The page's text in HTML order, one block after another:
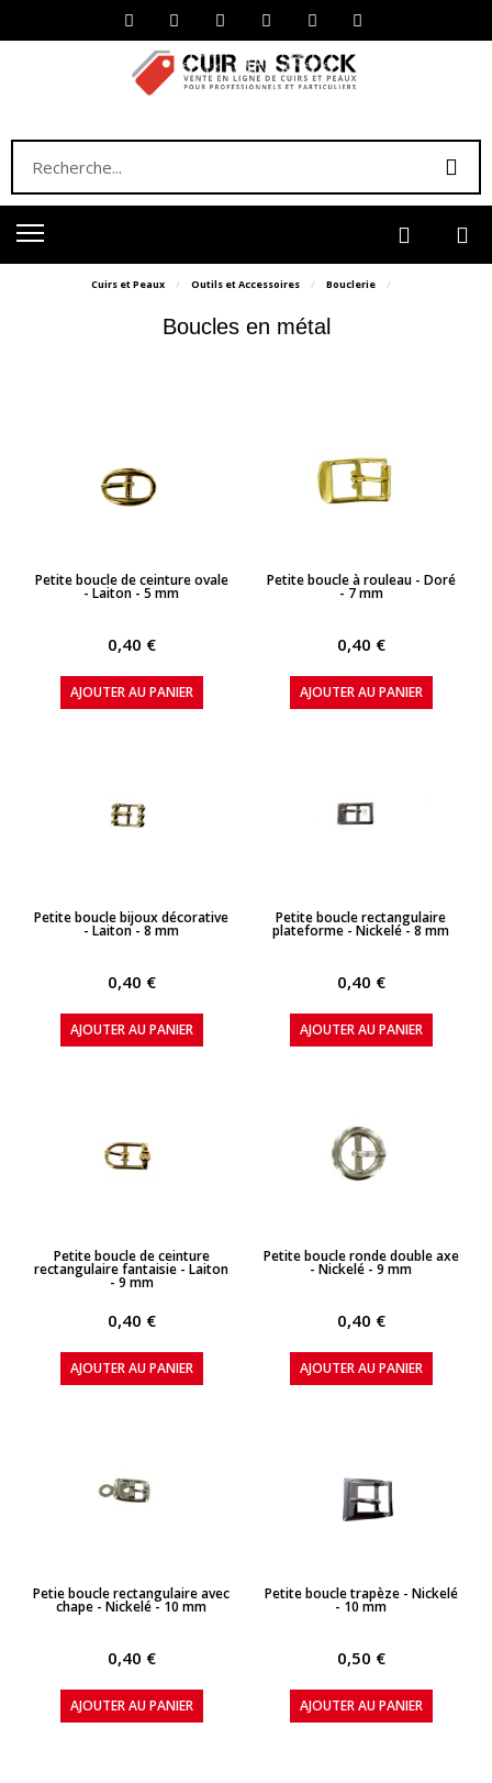
Cuirs et Peaux Outils et Accessoires Bouclerie
Boucles en métal
APERÇU RAPIDE
Petite boucle de ceinture ovale
- Laiton - 5 mm
0,40 €
AJOUTER AU PANIER
APERÇU RAPIDE
Petite boucle à rouleau - Doré
- 7 mm
0,40 €
AJOUTER AU PANIER
APERÇU RAPIDE
Petite boucle bijoux décorative
- Laiton - 8 mm
0,40 €
AJOUTER AU PANIER
APERÇU RAPIDE
Petite boucle rectangulaire
plateforme - Nickelé - 8 mm
0,40 €
AJOUTER AU PANIER
APERÇU RAPIDE
Petite boucle de ceinture
rectangulaire fantaisie - Laiton
- 9 mm
0,40 €
AJOUTER AU PANIER
APERÇU RAPIDE
Petite boucle ronde double axe
- Nickelé - 9 mm
0,40 €
AJOUTER AU PANIER
APERÇU RAPIDE
Petie boucle rectangulaire avec
chape - Nickelé - 10 mm
0,40 €
AJOUTER AU PANIER
APERÇU RAPIDE
Petite boucle trapèze - Nickelé
- 10 mm
0,50 €
AJOUTER AU PANIER